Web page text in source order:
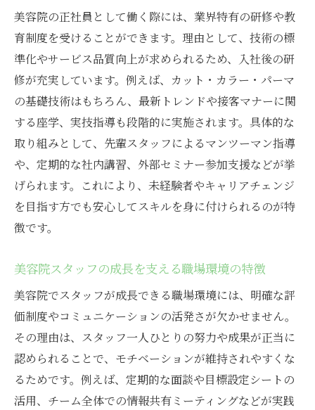
美容院の正社員として働く際には、業界特有の研修や教
育制度を受けることができます。理由として、技術の標
準化やサービス品質向上が求められるため、入社後の研
修が充実しています。例えば、カット・カラー・パーマ
の基礎技術はもちろん、最新トレンドや接客マナーに関
する座学、実技指導も段階的に実施されます。具体的な
取り組みとして、先輩スタッフによるマンツーマン指導
や、定期的な社内講習、外部セミナー参加支援などが挙
げられます。これにより、未経験者やキャリアチェンジ
を目指す方でも安心してスキルを身に付けられるのが特
徴です。
美容院スタッフの成長を支える職場環境の特徴
美容院でスタッフが成長できる職場環境には、明確な評
価制度やコミュニケーションの活発さが欠かせません。
その理由は、スタッフ一人ひとりの努力や成果が正当に
認められることで、モチベーションが維持されやすくな
るためです。例えば、定期的な面談や目標設定シートの
活用、チーム全体での情報共有ミーティングなどが実践